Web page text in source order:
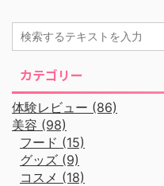
カテゴリー
体験レビュー (86)
美容 (98)
フード (15)
グッズ (9)
コスメ (18)